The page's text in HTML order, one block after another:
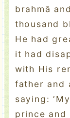
brahmā
thousand
He had
it had
with His
father and
saying:
prince and